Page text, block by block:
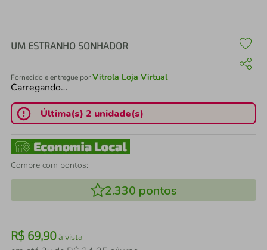
UM ESTRANHO SONHADOR
Fornecido e entregue porVitrola Loja Virtual
Carregando…
Última(s) 2 unidade(s)
Compre com pontos:
2.330 pontos
R$ 69,90à vista